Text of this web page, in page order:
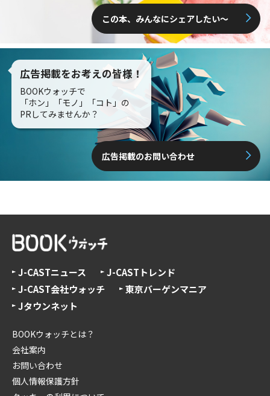
この本、みんなにシェアしたい〜
広告掲載をお考えの皆様！
BOOKウォッチで
「ホン」「モノ」「コト」の
PRしてみませんか？
広告掲載のお問い合わせ
J-CASTニュース
J-CASTトレンド
J-CAST会社ウォッチ
東京バーゲンマニア
Jタウンネット
BOOKウォッチとは？
会社案内
お問い合わせ
個人情報保護方針